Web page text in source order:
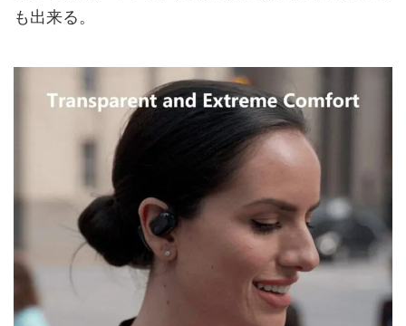
も出来る。